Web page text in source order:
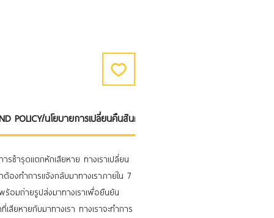
POLICY/นโยบายการเปลี่ยนคืนสินค้า
รชำรุดแตกหักเสียหาย ทางเราเปลี่ยน
องทำการแจ้งกลับมาทางเราภายใน 7
อมถ่ายรูปส่งมาทางเราเพื่อยืนยัน
เสียหายกับมาทางเรา ทางเราจะทำการ